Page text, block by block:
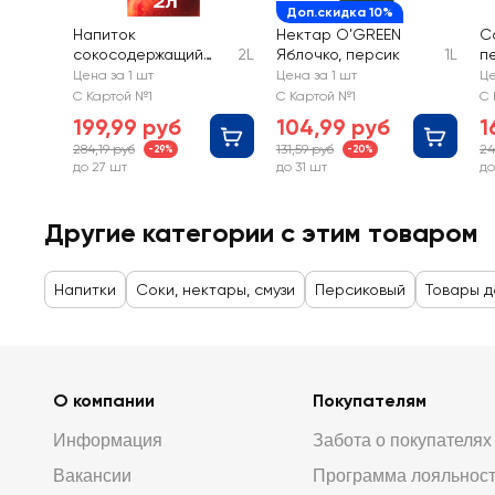
Напиток
сокосодержащий
ДОБРЫЙ Яблоко,
персик
2L
Цена за 1 шт
С Картой №1
199,99 руб
284,19 руб -29%
до 27 шт
Доп.скидка 10%
Нектар O'GREEN
Яблочко, персик
1L
Цена за 1 шт
С Картой №1
104,99 руб
131,59 руб -20%
до 31 шт
С
Другие категории с этим товаром
Напитки Соки, нектары, смузи Персиковый Товары
О компании
Информация
Вакансии
Покупателям
Забота о покупателях
Программа